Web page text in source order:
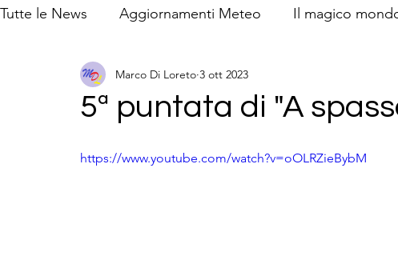
Tutte le News Aggiornamenti Meteo Il magico
previsioni meteo Super J La natura video racconta
5ª puntata di "A
Marco Di Loreto 3 ott 2023
https://www.youtube.com/watch?v=oOLRZieBybM